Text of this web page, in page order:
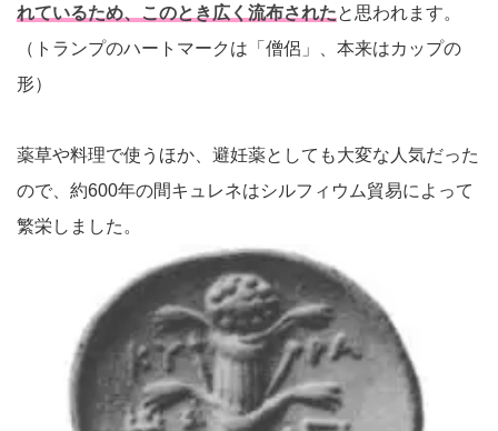
れているため、このとき広く流布されたと思われます。
（トランプのハートマークは「僧侶」、本来はカップの
形）
薬草や料理で使うほか、避妊薬としても大変な人気だった
ので、約600年の間キュレネはシルフィウム貿易によって
繁栄しました。